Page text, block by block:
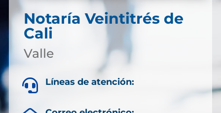
Notaría Veintitrés de
Cali
Valle
 Líneas de atención: